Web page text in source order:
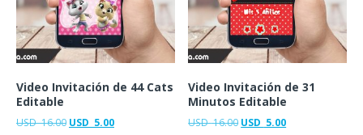
Video Invitación de 44 Cats
Editable
USD16.00 USD 5.00
Video Invitación de 31
Minutos Editable
USD16.00 USD 5.00